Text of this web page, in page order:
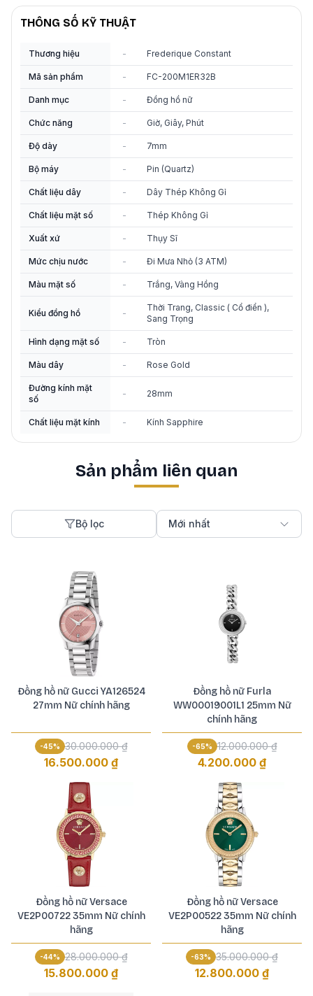
THÔNG SỐ KỸ THUẬT
Thương hiệu - Frederique Constant
Mã sản phẩm - FC-200M1ER32B
Danh mục - Đồng hồ nữ
Chức năng - Giờ, Giây, Phút
Độ dày - 7mm
Bộ máy - Pin (Quartz)
Chất liệu dây - Dây Thép Không Gỉ
Chất liệu mặt số - Thép Không Gỉ
Xuất xứ - Thụy Sĩ
Mức chịu nước - Đi Mưa Nhỏ (3 ATM)
Màu mặt số - Trắng, Vàng Hồng
Kiểu đồng hồ -
Thời Trang, Classic ( Cổ điển ),
Sang Trọng
Hình dạng mặt số - Tròn
Màu dây - Rose Gold
Đường kính mặt
số
- 28mm
Chất liệu mặt kính - Kính Sapphire
Sản phẩm liên quan
Bộ lọc Mới nhất
Đồng hồ nữ Gucci YA126524
27mm Nữ chính hãng
-45% 30.000.000 ₫
16.500.000 ₫
Đồng hồ nữ Furla
WW00019001L1 25mm Nữ
chính hãng
-65% 12.000.000 ₫
4.200.000 ₫
Đồng hồ nữ Versace
VE2P00722 35mm Nữ chính
hãng
-44% 28.000.000 ₫
15.800.000 ₫
Đồng hồ nữ Versace
VE2P00522 35mm Nữ chính
hãng
-63% 35.000.000 ₫
12.800.000 ₫